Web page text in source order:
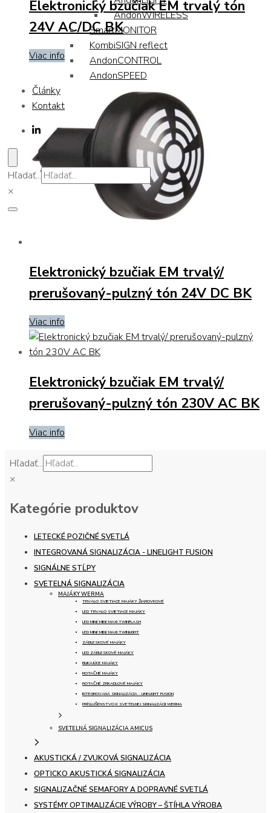
AndonWIRELESS
SmartMONITOR
KombiSIGN reflect
AndonCONTROL
AndonSPEED
Články
Kontakt
Hľadať...
×
Elektronický bzučiak EM trvalý tón
24V AC/DC BK
Viac info
Elektronický bzučiak EM trvalý/
prerušovaný-pulzný tón 24V DC BK
Viac info
Elektronický bzučiak EM trvalý/
prerušovaný-pulzný tón 230V AC BK
Viac info
Hľadať...
×
Kategórie produktov
LETECKÉ POZIČNÉ SVETLÁ
INTEGROVANÁ SIGNALIZÁCIA - LINELIGHT FUSION
SIGNÁLNE STĹPY
SVETELNÁ SIGNALIZÁCIA
MAJÁKY WERMA
TRVALO SVIETIACE MAJÁKY ŽIAROVKOVÉ
LED TRVALO SVIETIACE MAJÁKY
LED MINI/ MIDI/ MAXI TWINFLASH
LED MINI/ MIDI/ MAXI TWINLIGHT
ZÁBLESKOVÉ MAJÁKY
LED ZÁBLESKOVÉ MAJÁKY
BLIKAJÚCE MAJÁKY
ROTAČNÉ MAJÁKY
ROTAČNÉ ZRKADLOVÉ MAJÁKY
INTEGROVANÁ SIGNALIZÁCIA - LINELIGHT FUSION
PRÍSLUŠENSTVO K SVETELNEJ SIGNALIZÁCII WERMA
SVETELNÁ SIGNALIZÁCIA AMICUS
AKUSTICKÁ / ZVUKOVÁ SIGNALIZÁCIA
OPTICKO AKUSTICKÁ SIGNALIZÁCIA
SIGNALIZAČNÉ SEMAFORY A DOPRAVNÉ SVETLÁ
SYSTÉMY OPTIMALIZÁCIE VÝROBY – ŠTÍHLA VÝROBA